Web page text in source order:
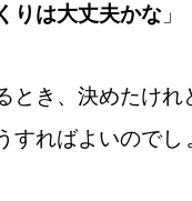
”きっかけ”WEBマガ
りは大丈夫かな」
とき、決めたけれ
すればよいのでし